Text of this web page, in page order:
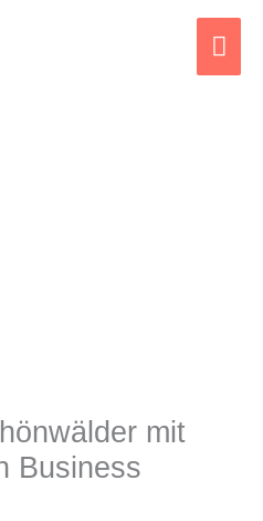
mit
Business